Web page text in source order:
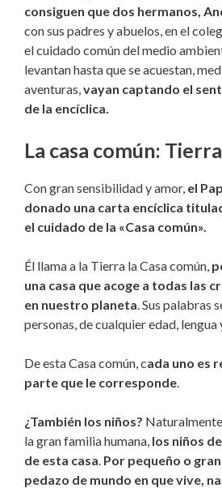
consiguen que dos hermanos,
con sus padres y abuelos, en el
el cuidado común del medio
levantan hasta que se acuestan,
aventuras, vayan captando el
de la encíclica.
La casa común: Tierra
Con gran sensibilidad y amor, el
do­nado una carta encíclica
el cuidado de la «Casa común».
Él llama a la Tierra la Casa común,
una casa que acoge a todas las
en nuestro planeta . Sus palabras
personas, de cualquier edad, lengua
De esta Casa común, cada uno es
parte que le corresponde
¿También los niños?
la gran familia humana, los niños
de esta casa Por pequeño o
pedazo de mundo en que vive,